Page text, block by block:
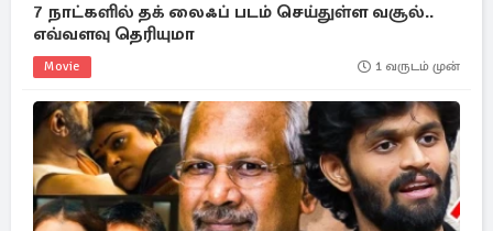
7 நாட்களில் தக் லைஃப் படம் செய்துள்ள வசூல்..
எவ்வளவு தெரியுமா
Movie 1 வருடம் முன்